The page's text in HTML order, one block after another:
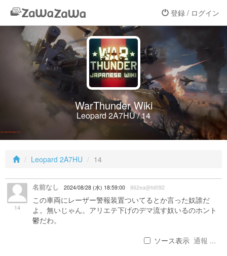
登録 / ログイン
WarThunder Wiki
Leopard 2A7HU / 14
Leopard 2A7HU 14
14
名前なし 2024/08/28 (水) 18:59:00 862ea@fd092
この車両にレーザー警報装置ついてるとか言った奴誰だ
よ。無いじゃん。アリエテ下げのデマ流す奴いるのホント
鬱だわ。
ソース表示 通報 ...